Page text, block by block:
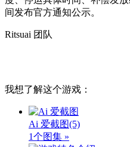
间发布官方通知公示。
Ritsuai 团队
我想了解这个游戏：
Ai 爱截图(5)
1个图集 »